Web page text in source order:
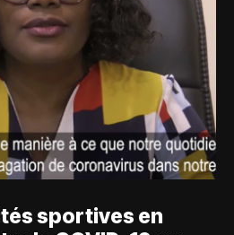
sportives en